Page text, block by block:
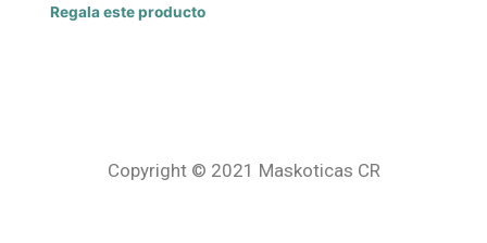
Regala este producto
Copyright © 2021 Maskoticas CR